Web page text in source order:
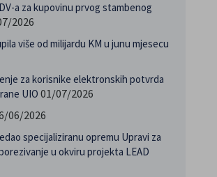
a za kupovinu prvog stambenog
2026
više od milijardu KM u junu mjesecu
za korisnike elektronskih potvrda
UIO 01/07/2026
06/2026
specijaliziranu opremu Upravi za
u okviru projekta LEAD